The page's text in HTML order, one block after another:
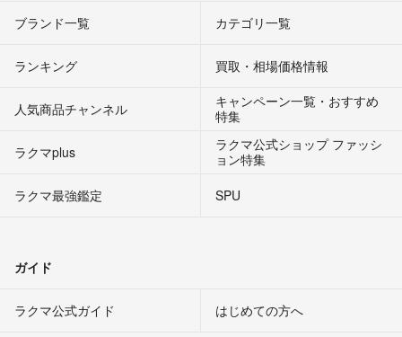
ブランド一覧 カテゴリ一覧
ランキング 買取・相場価格情報
人気商品チャンネル
キャンペーン一覧・おすすめ
特集
ラクマplus
ラクマ公式ショップ ファッシ
ョン特集
ラクマ最強鑑定
SPU
ガイド
ラクマ公式ガイド はじめての方へ